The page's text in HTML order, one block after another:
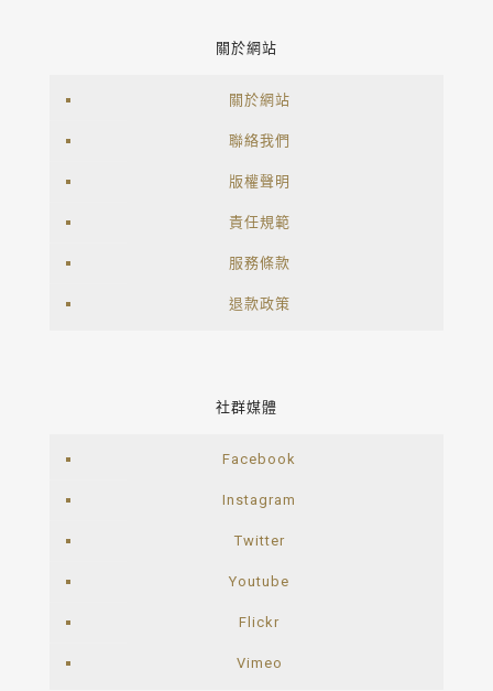
關於網站
關於網站
聯絡我們
版權聲明
責任規範
服務條款
退款政策
社群媒體
Facebook
Instagram
Twitter
Youtube
Flickr
Vimeo